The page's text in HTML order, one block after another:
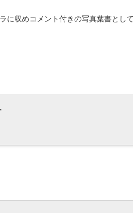
に収めコメント付きの写真葉書とし